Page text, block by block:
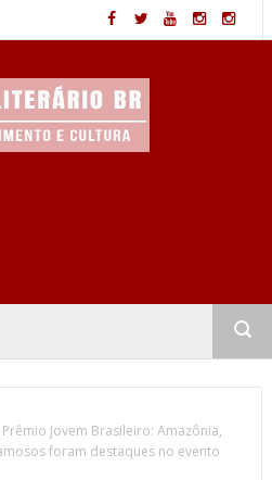
Jovem Brasileiro: Amazônia,
foram destaques no evento